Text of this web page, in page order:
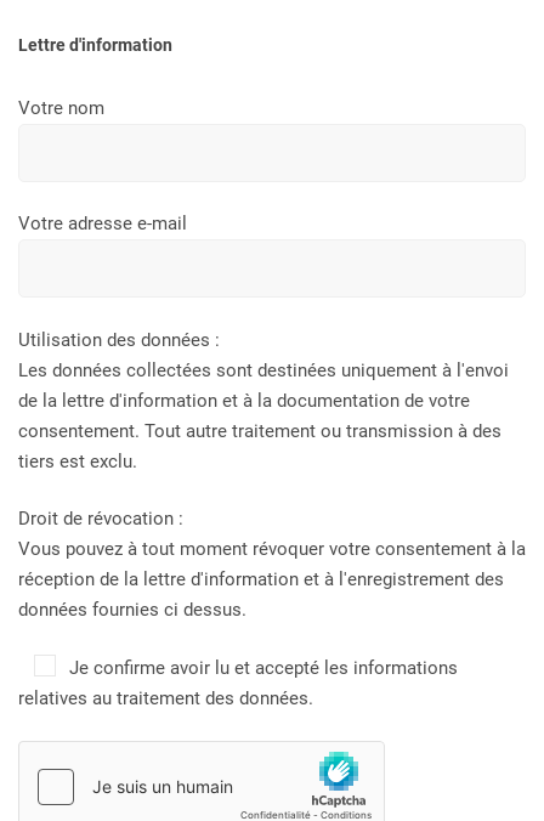
Lettre d'information
Votre nom
Votre adresse e-mail
Utilisation des données :
Les données collectées sont destinées uniquement à l'envoi
de la lettre d'information et à la documentation de votre
consentement. Tout autre traitement ou transmission à des
tiers est exclu.
Droit de révocation :
Vous pouvez à tout moment révoquer votre consentement à la
réception de la lettre d'information et à l'enregistrement des
données fournies ci dessus.
Je confirme avoir lu et accepté les informations
relatives au traitement des données.